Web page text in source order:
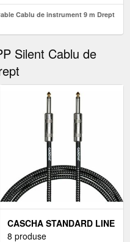
Cablu de instrument 9 m Drept
Silent Cablu de
CASCHA STANDARD LINE
GUITAR CABLE CABLU
8 produse